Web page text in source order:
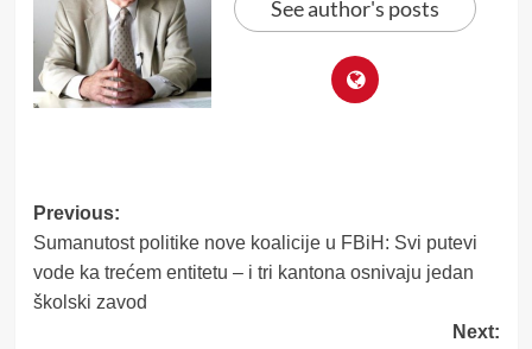
See author's posts
Post
navigation
Previous:
Sumanutost politike nove koalicije u FBiH: Svi putevi
vode ka trećem entitetu – i tri kantona osnivaju jedan
školski zavod
Next: